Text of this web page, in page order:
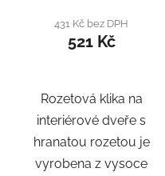
431 Kč bez DPH
521 Kč
Rozetová klika na
interiérové ​​dveře s
hranatou rozetou je
vyrobena z vysoce